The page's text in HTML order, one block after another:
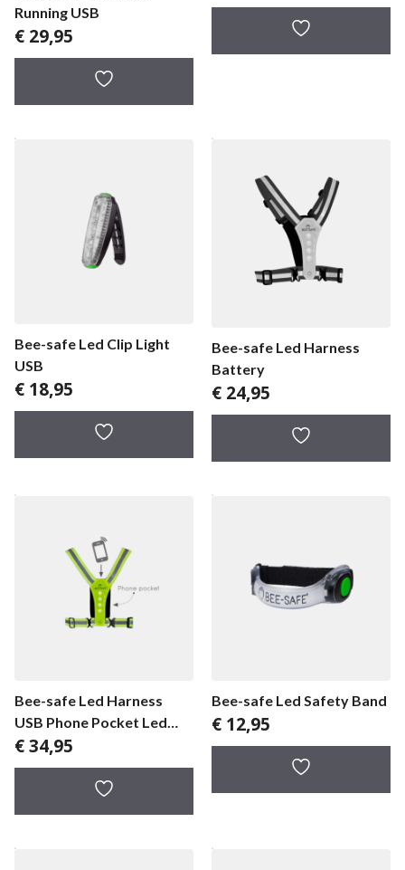
Running USB
€ 29,95
Bee-safe Led Clip Light
USB
€ 18,95
Bee-safe Led Harness
Battery
€ 24,95
Bee-safe Led Harness
USB Phone Pocket Led
Vest
€34,95
Bee-safe Led Safety Band
€ 12,95